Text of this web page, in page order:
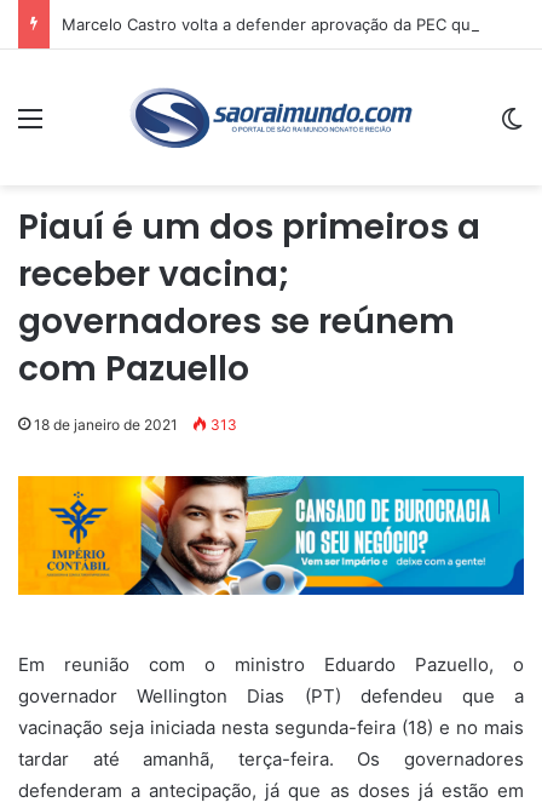
Menu
Piauí é um dos primeiros a
receber vacina;
governadores se reúnem
com Pazuello
18 de janeiro de 2021 313
Em reunião com o ministro Eduardo Pazuello, o
governador Wellington Dias (PT) defendeu que a
vacinação seja iniciada nesta segunda-feira (18) e no mais
tardar até amanhã, terça-feira. Os governadores
defenderam a antecipação, já que as doses já estão em